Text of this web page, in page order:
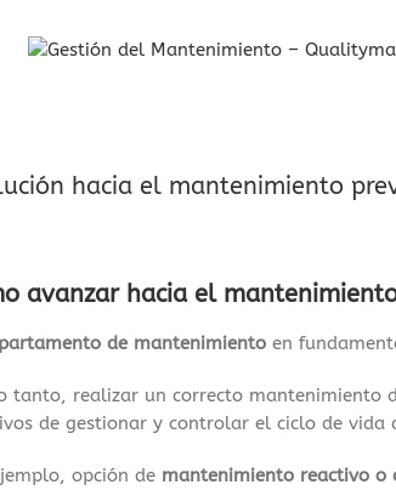
hacia el mantenimiento
avanzar hacia el
de mantenimiento en
tanto, realizar un correcto mantenimiento
de gestionar y controlar el ciclo de vida
opción de mantenimiento reactivo o